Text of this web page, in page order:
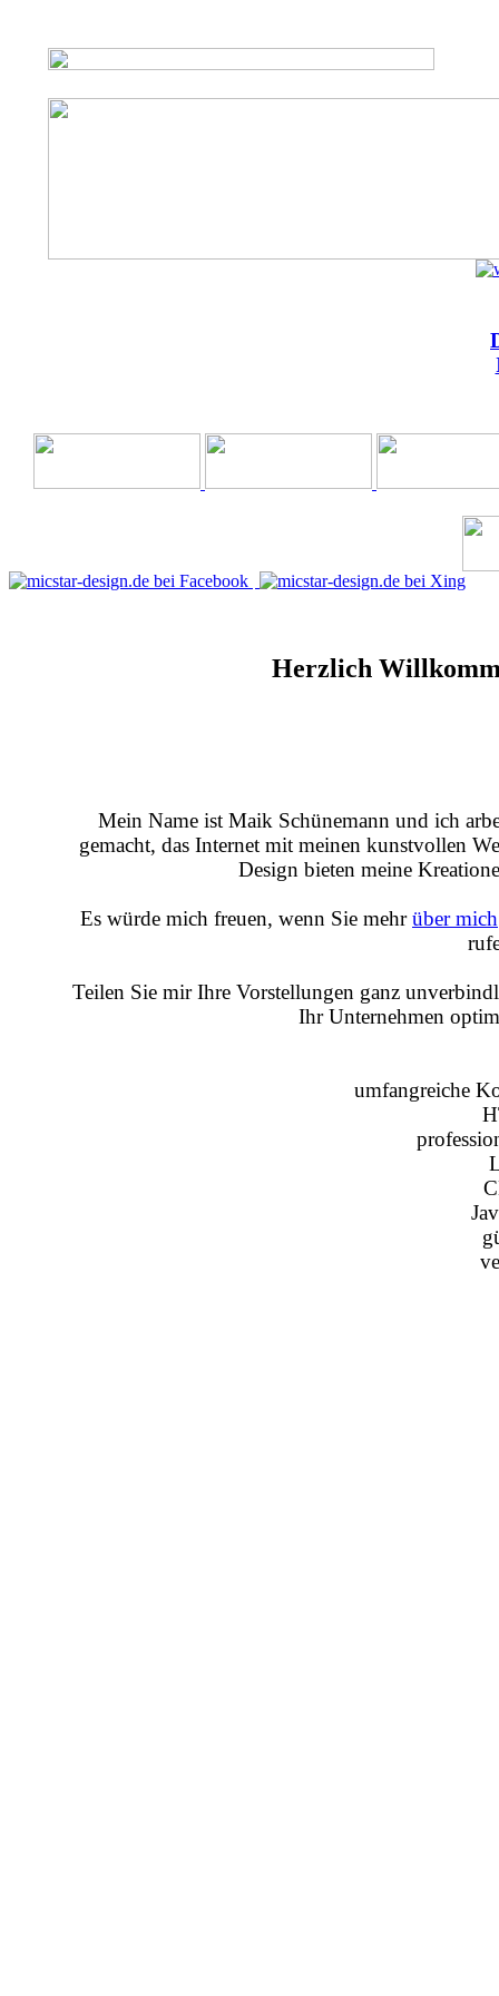
Herzlich
Mein Name ist Maik Schünemann und ich
gemacht, das Internet mit meinen kunstvollen
Design bieten meine
Es würde mich freuen, wenn Sie mehrüber mich
Teilen Sie mir Ihre Vorstellungen ganz
Ihr Unternehmen
umfangreiche